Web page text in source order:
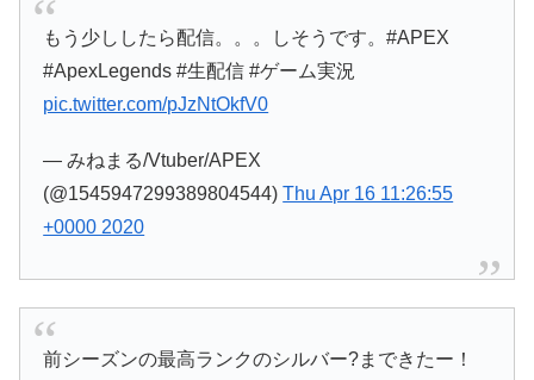
もう少ししたら配信。。。しそうです。#APEX
#ApexLegends #生配信 #ゲーム実況
pic.twitter.com/pJzNtOkfV0
— みねまる/Vtuber/APEX
(@1545947299389804544)Thu Apr 16 11:26:55
+0000 2020
前シーズンの最高ランクのシルバー?まできたー！